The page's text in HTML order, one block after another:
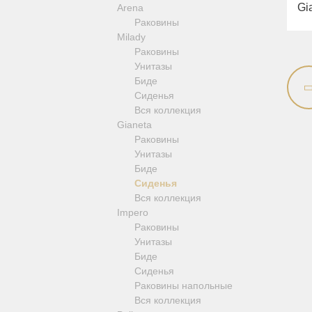
Revival
Sirius
Syntesi
Tenesi
Vivaldi
Девиаторы
Напольные смесители
Смесители для кухни
Arena
Раковины
Milady
Раковины
Унитазы
Биде
Сиденья
Вся коллекция
Gianeta
Раковины
Унитазы
Биде
Сиденья
Вся коллекция
Impero
Раковины
Унитазы
Биде
Сиденья
Раковины напольные
Вся коллекция